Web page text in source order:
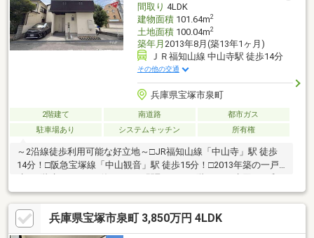
間取り 4LDK
建物面積101.64m2
土地面積100.04m2
築年月 2013年8月(築13年1ヶ月)
ＪＲ福知山線 中山寺駅 徒歩14分
その他の交通
兵庫県宝塚市泉町
2階建て 南道路
都市ガス
駐車場あり
システムキッチン 所有権
～2沿線徒歩利用可能な好立地～□JR福知山線「中山寺」駅 徒歩
14分！□阪急宝塚線「中山観音」駅 徒歩15分！□2013年築の一戸
室 2階:洋室3部屋■駐車スペース1台分有！■北西角地につき、採
光・通風良好！■接道間口約14.5m！■ロフト付き！■ゆとりのある
約17.1帖のLDK！■洋室は全て6帖以上！■水回りは1階に集約！■
各階にトイレあり！■『小浜小学校』徒歩14分！■『ダイエー宝塚
兵庫県宝塚市泉町 3,850万円 4LDK